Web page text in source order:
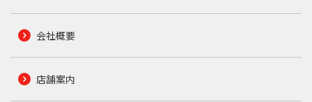
会社概要
店舗案内